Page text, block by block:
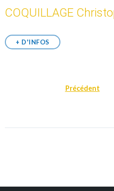
COQUILLAGE
+ D'INFOS
Précédent